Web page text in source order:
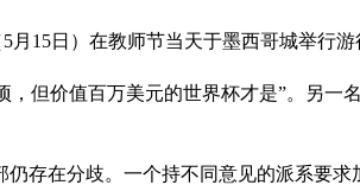
15日）在教师节当天于墨西哥城举行
但价值百万美元的世界杯才是”。另一
存在分歧。一个持不同意见的派系要求